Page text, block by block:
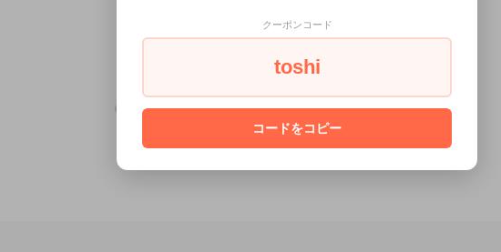
クーポンコード
toshi
コードをコピー